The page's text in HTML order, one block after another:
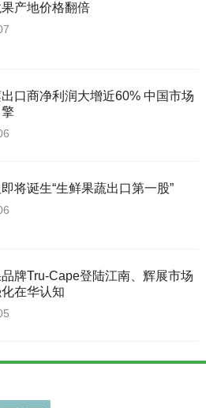
产地价格翻倍
口商净利润大增近60% 中国市场
将诞生“生鲜果蔬出口第一股”
牌Tru-Cape登陆江南、辉展市场
在华认知